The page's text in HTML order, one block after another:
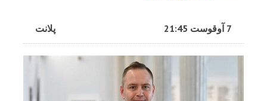
پلانت 7 آوقوست 21:45